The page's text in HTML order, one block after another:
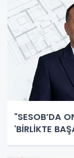
"SESOB’DA
'BİRLİKTE